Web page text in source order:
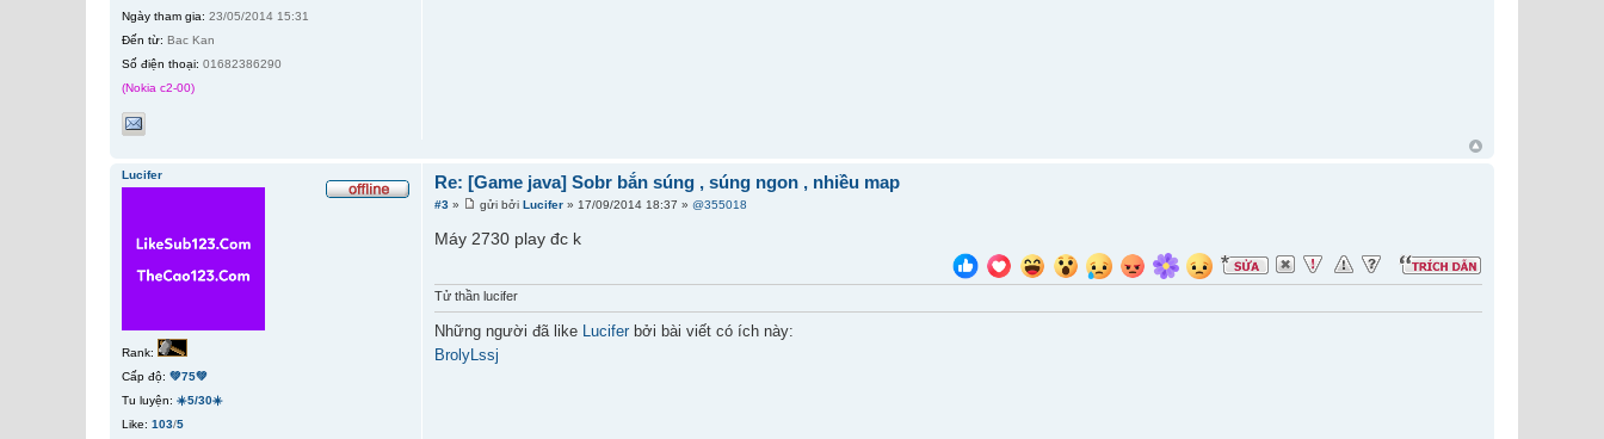
Ngày tham gia: 23/05/2014 15:31
Đến từ: Bac Kan
Số điện thoại: 01682386290
(Nokia c2-00)
Re: [Game java] Sobr bắn súng , súng ngon , nhiều map
#3 » gửi bởiLucifer » 17/09/2014 18:37 »@355018
Máy 2730 play đc k
Tử thần lucifer
Những người đã like Lucifer bởi bài viết có ích này:
BrolyLssj
Lucifer
Rank:
Cấp độ: 💚75💚
Tu luyện: ☀️5/30☀️
Like: 103/5